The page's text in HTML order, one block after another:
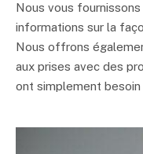
Nous vous
informations sur la
Nous offrons
aux prises avec des
ont simplement besoin